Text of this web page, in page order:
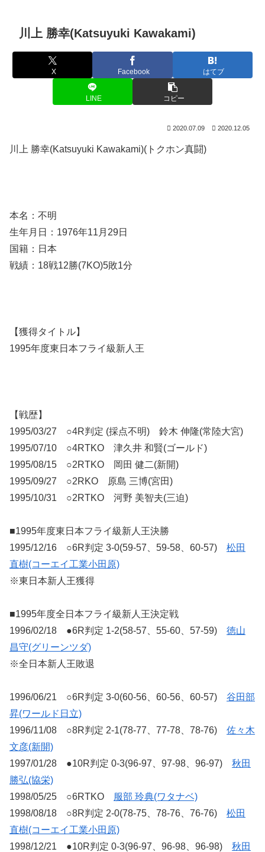
川上 勝幸(Katsuyuki Kawakami)
X Facebook はてブ
LINE コピー
2020.07.09 2020.12.05
川上 勝幸(Katsuyuki Kawakami)(トクホン真闘)
本名：不明
生年月日：1976年11月29日
国籍：日本
戦績：18戦12勝(7KO)5敗1分
【獲得タイトル】
1995年度東日本フライ級新人王
【戦歴】
1995/03/27 ○4R判定 (採点不明) 鈴木 伸隆(常陸大宮)
1995/07/10 ○4RTKO 津久井 和賢(ゴールド)
1995/08/15 ○2RTKO 岡田 健二(新開)
1995/09/27 ○2RKO 原島 三博(宮田)
1995/10/31 ○2RTKO 河野 美智夫(三迫)
■1995年度東日本フライ級新人王決勝
1995/12/16 ○6R判定 3-0(59-57、59-58、60-57) 松田
直樹(コーエイ工業小田原)
※東日本新人王獲得
■1995年度全日本フライ級新人王決定戦
1996/02/18 ●6R判定 1-2(58-57、55-60、57-59) 徳山
昌守(グリーンツダ)
※全日本新人王敗退
1996/06/21 ○6R判定 3-0(60-56、60-56、60-57) 谷田部
昇(ワールド日立)
1996/11/08 ○8R判定 2-1(78-77、77-78、78-76) 佐々木
文彦(新開)
1997/01/28 ●10R判定 0-3(96-97、97-98、96-97) 秋田
勝弘(協栄)
1998/05/25 ○6RTKO
服部 玲典(ワタナベ)
1998/08/18 ○8R判定 2-0(78-75、78-76、76-76) 松田
直樹(コーエイ工業小田原)
1998/12/21 ●10R判定 0-3(96-97、96-98、96-98) 秋田